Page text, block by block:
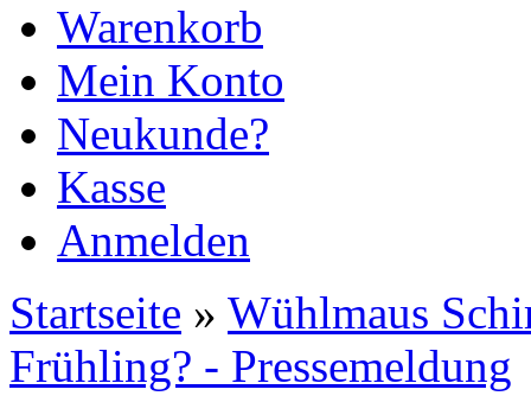
Warenkorb
Mein Konto
Neukunde?
Kasse
Anmelden
Startseite » Wühlmaus
Frühling? - Pressemeldung